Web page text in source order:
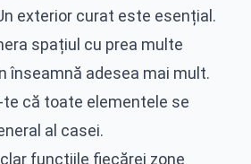
exterior curat este esențial.
spațiul cu prea multe
înseamnă adesea mai mult.
că toate elementele se
al casei.
funcțiile fiecărei zone